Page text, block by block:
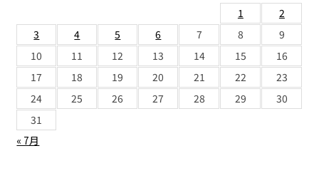
« 7月
1
2
3
4 5 6 7 8
9
10
11 12 13 14 15
16
17
18 19 20 21 22
23
24
25 26 27 28 29
30
31